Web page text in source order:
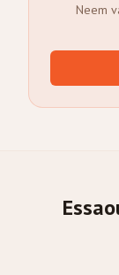
Neem